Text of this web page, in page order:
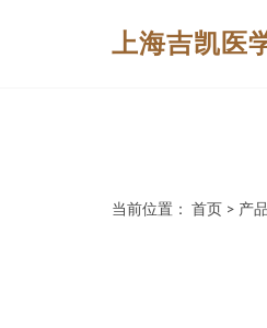
上海吉凯医
当前位置： 首页 > 产